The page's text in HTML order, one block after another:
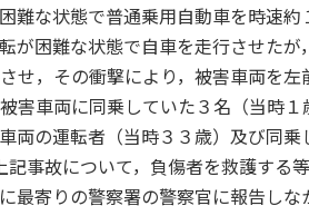
難な状態で普通乗用自動車を時速
が困難な状態で自車を走行させた
せ，その衝撃により，被害車両を
害車両に同乗していた３名（当時
両の運転者（当時３３歳）及び同
事故について，負傷者を救護する
最寄りの警察署の警察官に報告し